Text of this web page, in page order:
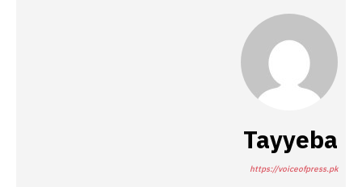
Tayyeba
https://voiceofpress.pk